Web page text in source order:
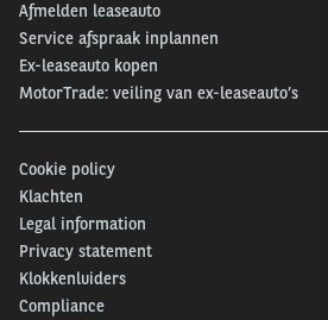
Afmelden leaseauto
Service afspraak inplannen
Ex-leaseauto kopen
MotorTrade: veiling van ex-leaseauto’s
Cookie policy
Klachten
Legal information
Privacy statement
Klokkenluiders
Compliance